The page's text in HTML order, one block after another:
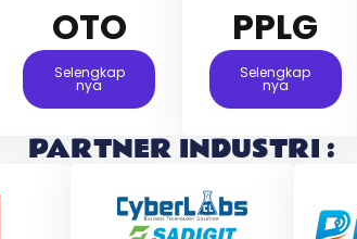
OTO
Selengkap
Nya
PPLG
Selengkap
Nya
PARTNER INDUSTRI :